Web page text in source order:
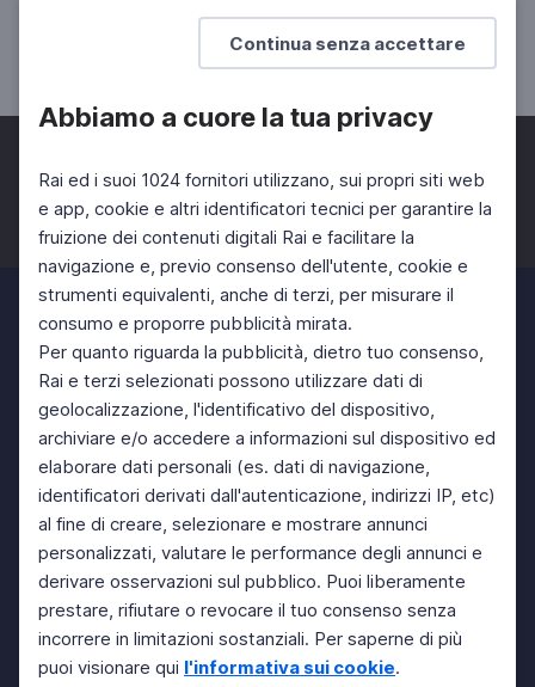
Continua senza accettare
Abbiamo a cuore la tua privacy
Rai ed i suoi 1024 fornitori utilizzano, sui propri siti web
e app, cookie e altri identificatori tecnici per garantire la
fruizione dei contenuti digitali Rai e facilitare la
navigazione e, previo consenso dell'utente, cookie e
strumenti equivalenti, anche di terzi, per misurare il
consumo e proporre pubblicità mirata.
Per quanto riguarda la pubblicità, dietro tuo consenso,
Rai e terzi selezionati possono utilizzare dati di
geolocalizzazione, l'identificativo del dispositivo,
archiviare e/o accedere a informazioni sul dispositivo ed
elaborare dati personali (es. dati di navigazione,
identificatori derivati dall'autenticazione, indirizzi IP, etc)
al fine di creare, selezionare e mostrare annunci
personalizzati, valutare le performance degli annunci e
derivare osservazioni sul pubblico. Puoi liberamente
prestare, rifiutare o revocare il tuo consenso senza
incorrere in limitazioni sostanziali. Per saperne di più
puoi visionare qui l'informativa sui cookie.
Fiera Didacta 2022
DOCENTI
Facebook Twitter Instagram